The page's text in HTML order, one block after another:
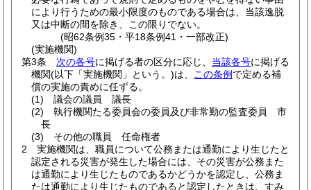
により行うための最小限度のものである場合は、当該逸脱
又は中断の間を除き、この限りでない。
(昭62条例35・平18条例41・一部改正)
(実施機関)
第3条
次の各号に掲げる者の区分に応じ、 当該各号に掲げる
機関(以下「実施機関」という。)は、 この条例 で定める補
償の実施の責めに任ずる。
(1)
議会の議員 議長
(2)
執行機関たる委員会の委員及び非常勤の監査委員 市
長
(3)
その他の職員 任命権者
2
実施機関は、職員について公務または通勤により生じたと
認定される災害が発生した場合には、その災害が公務また
は通勤により生じたものであるかどうかを認定し、公務ま
たは通勤により生じたものであると認定したときは、すみ